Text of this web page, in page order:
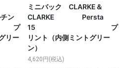
ン
リー
ミニバック CLARKE＆
CLARKE Persta
15 プ
リント（内側ミントグリー
ン）
4,620円(税込)